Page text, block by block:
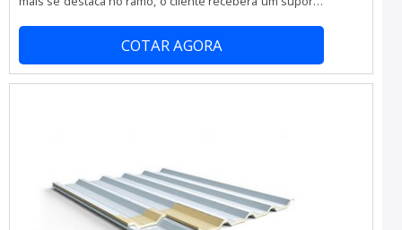
resultado final; Logística planejada para entregas em
curto prazo; Preço justo. QUALIDADES E PONTOS FORTES
DA EMPRESASomente na Térmica Montagens as
melhores opções sempre estão à disposição quando se
procura soluções para painel câmara frigorífica.
qualidade onde são realizadas as atividades e
equipamentos de última geração. Todos esses fatores,
agregados a uma equipe multidisciplinar de consultores
associados e profissionais qualificados, garantem o
a ser adquirido.Quando o assunto é túnel de
congelamento, com os profissionais especializados da
Térmica Montagens o cliente obterá ótima qualidade e
soluções para diversos tipos de projetos.MAIS
prazo, tudo pensando em túnel de congelamento com
excelente custo-benefício.Há muitas maneiras
eficientes de uma companhia demonstrar competência,
excelência e destaque em sua área de atuação. A
COTAR AGORA